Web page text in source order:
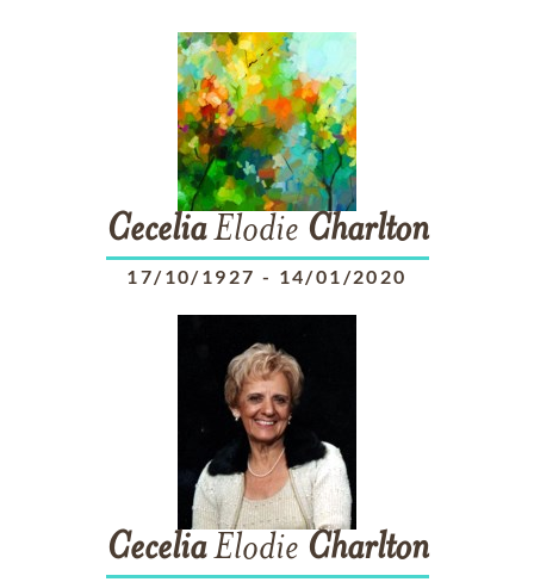
CeceliaElodie Charlton
17/10/1927 - 14/01/2020
CeceliaElodie Charlton